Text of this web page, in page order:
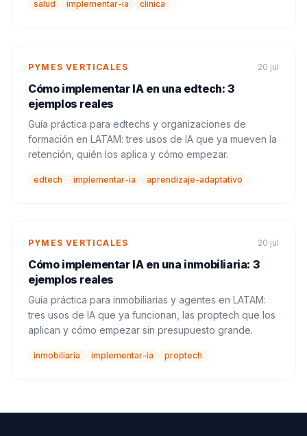
salud implementar-ia clinica
PYMES VERTICALES 20 jul
Cómo implementar IA en una edtech: 3
ejemplos reales
Guía práctica para edtechs y organizaciones de
formación en LATAM: tres usos de IA que ya mueven la
retención, quién los aplica y cómo empezar.
edtech implementar-ia aprendizaje-adaptativo
PYMES VERTICALES 20 jul
Cómo implementar IA en una inmobiliaria: 3
ejemplos reales
Guía práctica para inmobiliarias y agentes en LATAM:
tres usos de IA que ya funcionan, las proptech que los
aplican y cómo empezar sin presupuesto grande.
inmobiliaria implementar-ia proptech